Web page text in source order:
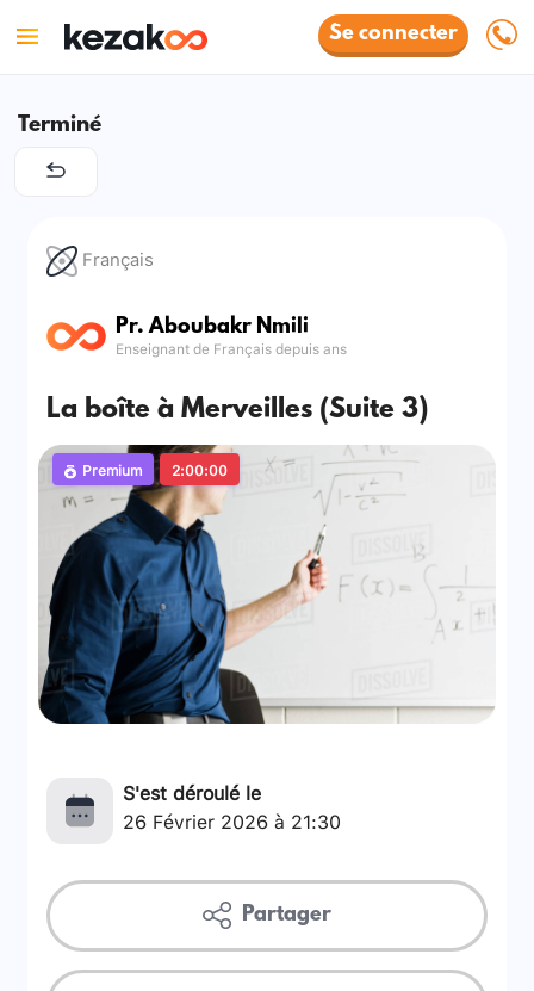
Se connecter
Terminé
Français
Pr. Aboubakr Nmili
Enseignant de Français depuis ans
La boîte à Merveilles (Suite 3)
Premium 2:00:00
S'est déroulé le
26 Février 2026 à 21:30
Partager